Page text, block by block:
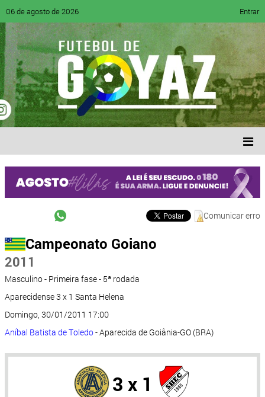
06 de agosto de 2026 Entrar
Comunicar erro
Campeonato Goiano
2011
Masculino - Primeira fase - 5ª rodada
Aparecidense 3 x 1 Santa Helena
Domingo, 30/01/2011 17:00
Aníbal Batista de Toledo- Aparecida de Goiânia-GO (BRA)
3 x 1